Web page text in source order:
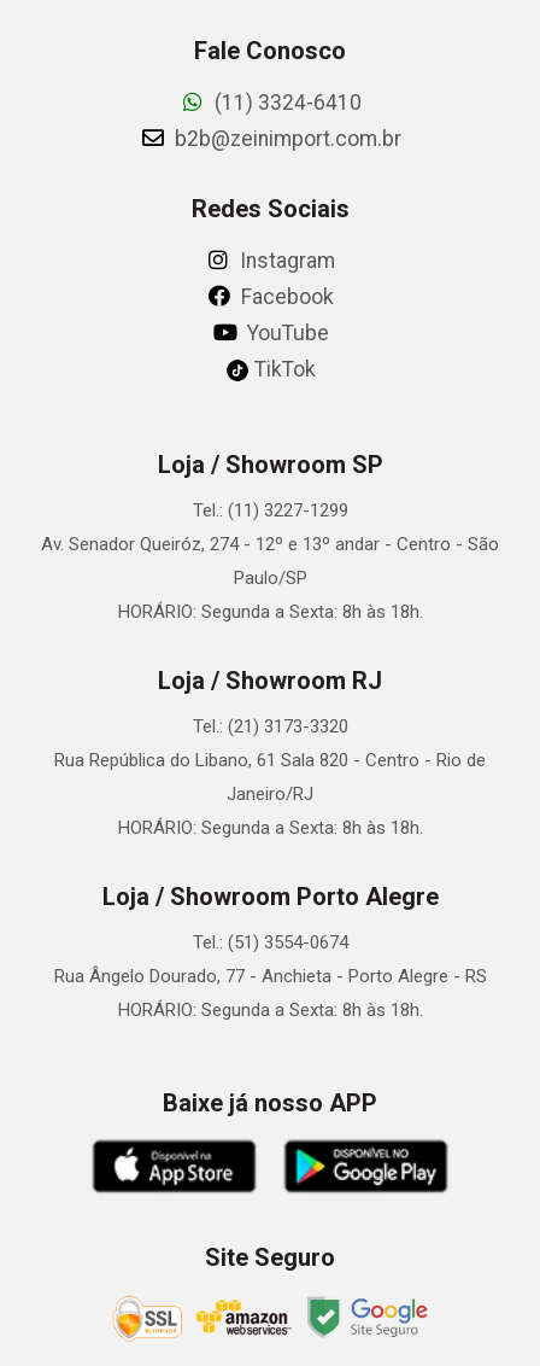
Fale Conosco
(11) 3324-6410
b2b@zeinimport.com.br
Redes Sociais
Instagram
Facebook
YouTube
TikTok
Loja / Showroom SP
Tel.: (11) 3227-1299
Av. Senador Queiróz, 274 - 12º e 13º andar - Centro - São
Paulo/SP
HORÁRIO: Segunda a Sexta: 8h às 18h.
Loja / Showroom RJ
Tel.: (21) 3173-3320
Rua República do Libano, 61 Sala 820 - Centro - Rio de
Janeiro/RJ
HORÁRIO: Segunda a Sexta: 8h às 18h.
Loja / Showroom Porto Alegre
Tel.: (51) 3554-0674
Rua Ângelo Dourado, 77 - Anchieta - Porto Alegre - RS
HORÁRIO: Segunda a Sexta: 8h às 18h.
Baixe já nosso APP
Site Seguro